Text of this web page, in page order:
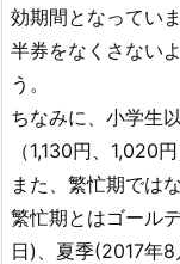
効期間となっていま
半券をなくさない
う。
ちなみに、小学生
（1,130円、1,020
また、繁忙期では
繁忙期とはゴール
日)、夏季(2017年